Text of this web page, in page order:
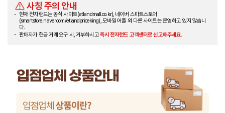
사칭 주의 안내
현재 전자랜드는 공식 사이트(etlandmall.co.kr), 네이버 스마트스토어
(smartstore.naver.com/etlandpriceking), 모바일 어플 외 다른 사이트는 운영하고 있지 않습니
다.
판매자가 현금 거래 요구 시, 거부하시고즉시 전자랜드 고객센터로 신고해주세요.